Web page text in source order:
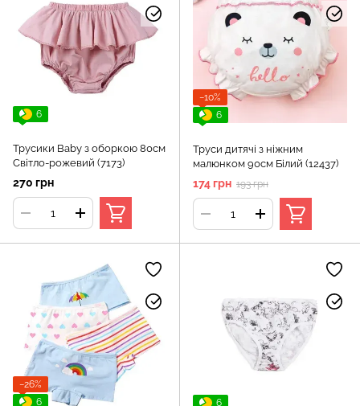
6
Трусики Baby з оборкою 80см
Світло-рожевий (7173)
270 грн
−10%
6
Труси дитячі з ніжним
малюнком 90см Білий (12437)
174 грн 193 грн
−26%
6
6